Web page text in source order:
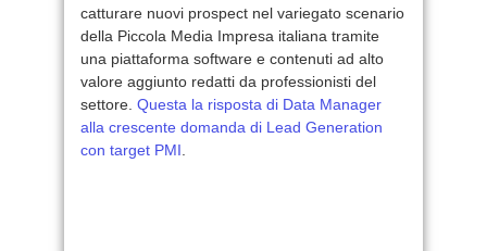
catturare nuovi prospect nel variegato scenario
della Piccola Media Impresa italiana tramite
una piattaforma software e contenuti ad alto
valore aggiunto redatti da professionisti del
settore. Questa la risposta di Data Manager
alla crescente domanda di Lead Generation
con target PMI